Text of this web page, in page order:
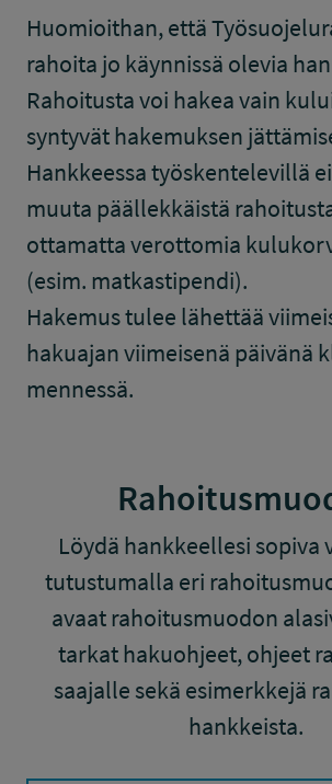
Huomioithan, että
rahoita jo käynnissä olevia
Rahoitusta voi hakea vain
syntyvät hakemuksen
Hankkeessa työskentelevillä
muuta päällekkäistä
ottamatta verottomia
(esim. matkastipendi).
Hakemus tulee lähettää
hakuajan viimeisenä päivänä
mennessä.
Löydä hankkeellesi sopiva
tutustumalla eri
avaat rahoitusmuodon
tarkat hakuohjeet, ohjeet
saajalle sekä esimerkkejä
hankkeista.